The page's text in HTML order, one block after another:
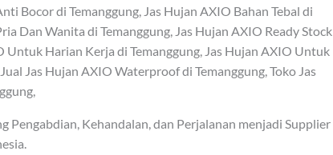
Bocor di Temanggung, Jas Hujan AXIO Bahan Tebal di
Dan Wanita di Temanggung, Jas Hujan AXIO Ready Stock
Untuk Harian Kerja di Temanggung, Jas Hujan AXIO Untuk
Jas Hujan AXIO Waterproof di Temanggung, Toko Jas
Pengabdian, Kehandalan, dan Perjalanan menjadi Supplier